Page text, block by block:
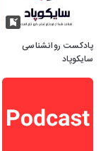
پادکست روانشناسی
سایکوپاد